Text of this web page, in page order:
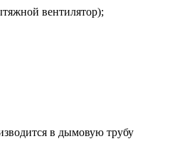
вентилятор);
в дымовую трубу